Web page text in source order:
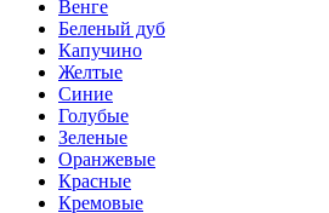
Венге
Беленый дуб
Капучино
Желтые
Синие
Голубые
Зеленые
Оранжевые
Красные
Кремовые